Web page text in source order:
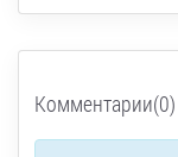
Комментарии(0)